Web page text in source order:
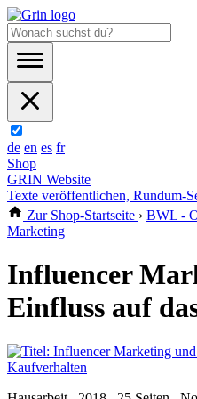
de en es fr
Shop
GRIN Website
Texte veröffentlichen, Rundum-
Zur Shop-Startseite › BWL -
Marketing
Influencer
Einfluss auf